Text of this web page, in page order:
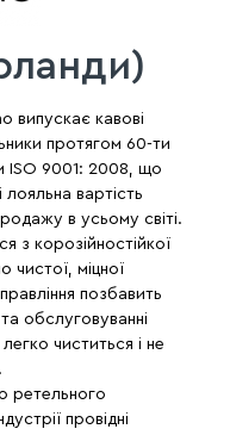
випускає кавові
протягом 60-ти
ISO 9001: 2008, що
вартість
в усьому світі.
з корозійностійкої
чистої, міцної
позбавить
обслуговуванні
чиститься і не
ретельного
провідні